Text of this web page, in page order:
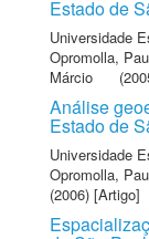
Estado de
Universidade
Opromolla,
Márcio
Análise
Estado de
Universidade
Opromolla,
(2006) [Artigo]